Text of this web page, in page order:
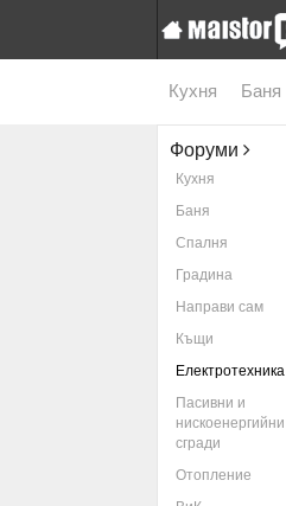
Кухня Баня
Форуми
Кухня
Баня
Спалня
Градина
Направи сам
Къщи
Електротехника
Пасивни и
нискоенергийни
сгради
Отопление